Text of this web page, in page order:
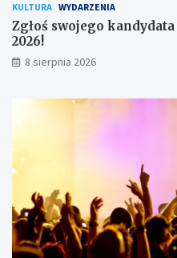
ó
w
KULTURA WYDARZENIA
Zgłoś swojego
2026!
8 sierpnia 2026